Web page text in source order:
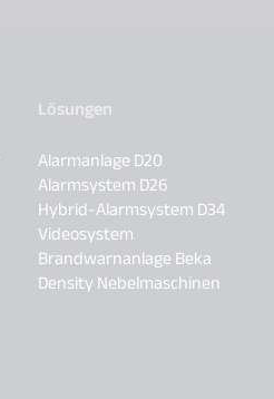
Lösungen
Alarmanlage D20
Alarmsystem D26
Hybrid-Alarmsystem D34
Videosystem
Brandwarnanlage Beka
Density Nebelmaschinen